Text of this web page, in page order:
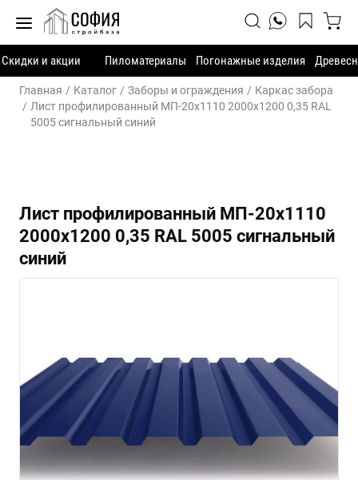
Скидки и акции Пиломатериалы Погонажные изделия
Главная Каталог Заборы и ограждения
Каркас забора
Лист профилированный МП-20х1110 2000х1200 0,35 RAL
5005 сигнальный синий
Лист профилированный МП-20х1110
2000х1200 0,35 RAL 5005 сигнальный
синий